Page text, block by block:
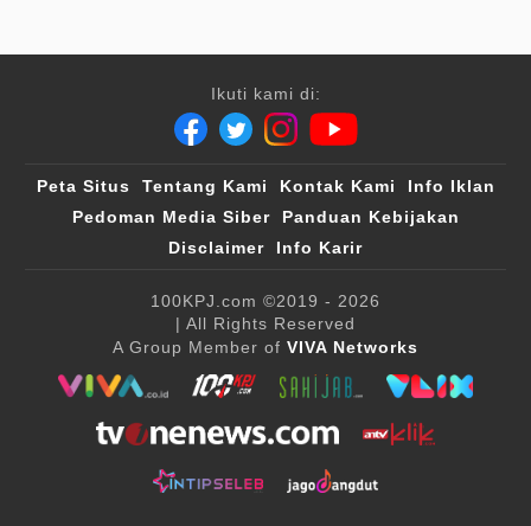
Ikuti kami di:
Peta Situs Tentang Kami Kontak Kami
Info Iklan
Pedoman Media Siber
Panduan Kebijakan
Disclaimer
Info Karir
100KPJ.com ©2019 - 2026
| All Rights Reserved
A Group Member of VIVA Networks